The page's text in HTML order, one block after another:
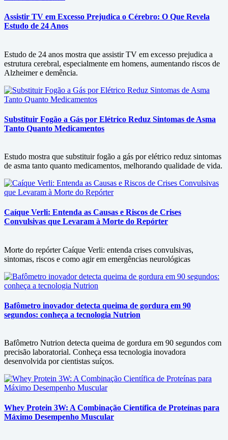
Assistir TV em Excesso Prejudica o Cérebro: O Que Revela
Estudo de 24 Anos
Estudo de 24 anos mostra que assistir TV em excesso prejudica a
estrutura cerebral, especialmente em homens, aumentando riscos de
Alzheimer e demência.
Substituir Fogão a Gás por Elétrico Reduz Sintomas de Asma
Tanto Quanto Medicamentos
Estudo mostra que substituir fogão a gás por elétrico reduz sintomas
de asma tanto quanto medicamentos, melhorando qualidade de vida.
Caíque Verli: Entenda as Causas e Riscos de Crises
Convulsivas que Levaram à Morte do Repórter
Morte do repórter Caíque Verli: entenda crises convulsivas,
sintomas, riscos e como agir em emergências neurológicas
Bafômetro inovador detecta queima de gordura em 90
segundos: conheça a tecnologia Nutrion
Bafômetro Nutrion detecta queima de gordura em 90 segundos com
precisão laboratorial. Conheça essa tecnologia inovadora
desenvolvida por cientistas suíços.
Whey Protein 3W: A Combinação Científica de Proteínas para
Máximo Desempenho Muscular